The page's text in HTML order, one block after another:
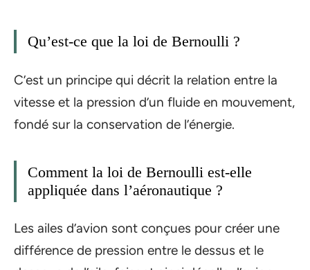
Qu’est-ce que la loi de Bernoulli ?
C’est un principe qui décrit la relation entre la
vitesse et la pression d’un fluide en mouvement,
fondé sur la conservation de l’énergie.
Comment la loi de Bernoulli est-elle
appliquée dans l’aéronautique ?
Les ailes d’avion sont conçues pour créer une
différence de pression entre le dessus et le